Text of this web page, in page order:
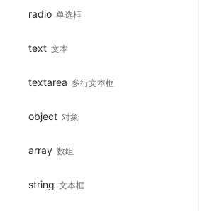
radio 单选框
text 文本
textarea 多行文本框
object 对象
array 数组
string 文本框